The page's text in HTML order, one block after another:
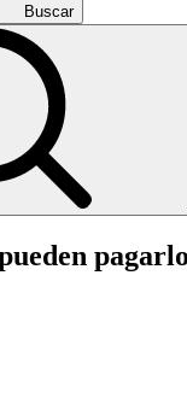
Buscar